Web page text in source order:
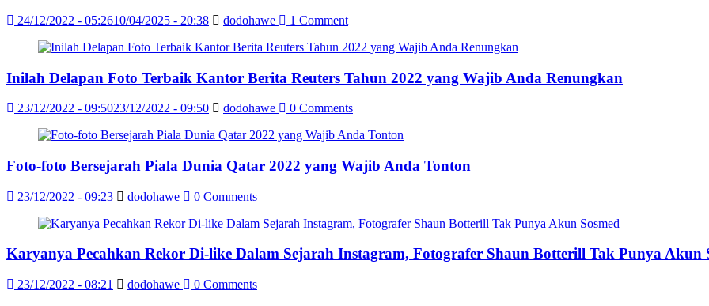
24/12/2022 - 05:2610/04/2025 - 20:38 dodohawe 1 Comment
Inilah Delapan Foto Terbaik Kantor Berita Reuters Tahun 2022 yang Wajib Anda Renungkan
23/12/2022 - 09:5023/12/2022 - 09:50 dodohawe 0 Comments
Foto-foto Bersejarah Piala Dunia Qatar 2022 yang Wajib Anda Tonton
23/12/2022 - 09:23 dodohawe 0 Comments
Karyanya Pecahkan Rekor Di-like Dalam Sejarah Instagram, Fotografer Shaun Botterill Tak Punya Akun
23/12/2022 - 08:21 dodohawe 0 Comments